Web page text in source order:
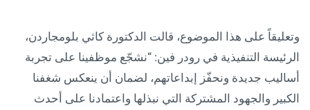
وتعليقاً على هذا الموضوع، قالت الدكتورة كاثي بلومجاردن،
الرئيسة التنفيذية في رودر فين: “نشجّع موظفينا على تجربة
أساليب جديدة ونحفّز إبداعاتهم، لضمان أن ينعكس شغفنا
الكبير والجهود المشتركة التي نبذلها واعتمادنا على أحدث